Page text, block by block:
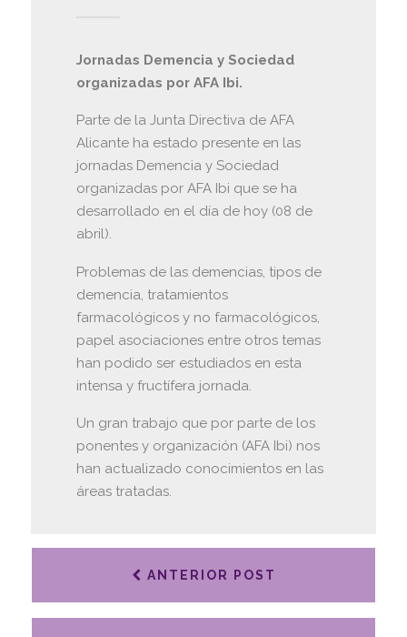
Jornadas Demencia y Sociedad
organizadas por AFA Ibi.
Parte de la Junta Directiva de AFA
Alicante ha estado presente en las
jornadas Demencia y Sociedad
organizadas por AFA Ibi que se ha
desarrollado en el día de hoy (08 de
abril).
Problemas de las demencias, tipos de
demencia, tratamientos
farmacológicos y no farmacológicos,
papel asociaciones entre otros temas
han podido ser estudiados en esta
intensa y fructífera jornada.
Un gran trabajo que por parte de los
ponentes y organización (AFA Ibi) nos
han actualizado conocimientos en las
áreas tratadas.
ANTERIOR POST